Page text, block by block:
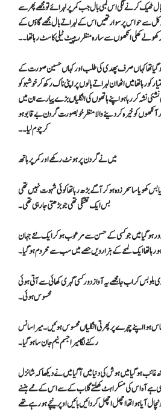
ٹھیک کرنے لگی اس لمبی بال جب کمر پر لہرائے تو مجھے پھر سے
کل سے حواس پر سوار تھیں اس کے لہراتے بال مجھے گاؤں کے
کھلی انکھوں سے سارہ منظر ریپیٹ ٹیلی کاسٹ رہا تھا ۔۔
ہو گیا تھا کہاں صرف پھدی کی طلب اور کہاں حسین صورت کے
کو رہا تھا میں اٹھا ان لہراتے بالوں پر اپنی ناک رکھ کر خوشبو کو
نشئی نشہ کررہا ہو اپنے ہاتھوں کی انگلیاں بڑے پیار سے ان میں
کو خیرہ کر دینے والا منظر خوبصورت گردن بے قابو ہو
کر چوم لیا۔۔
میں نےگردن پر ہونٹ رکھے اور کمر پر ہاتھ
بس کھویا سا سحر زدہ ہو کر آگے بڑھ رہا تھا کوئی شہوت نہیں تھی
بس ایک تشنگی تھی جو بڑھتی جا رہی تھی۔
ہو گیا میں جو کسی کے حسن سے مرعوب ہو کر ایک نئے جہان
تھا ایک لمحے کے ہزارویں حصے میں سب سے محروم ہو گیا۔
بلو بس کر اب جا مجھے یہ آواز دور کسی گہری کھائی سے آتی ہوئی
محسوس ہوئی۔
ہوا اپنے چہرے پر پھرتی انگلیاں محسوس ہوئیں۔ میرا سانس
رکنے لگا میرا جسم نیم جان سا ہو گیا۔
ہو گیا میں ہوش کی دنیا میں آ گیا میں نے دیکھا کہ شانزل
ہے آہ اس کی مسکراہٹ کھلتے گلاب کے سے اس کے ممے ہنسنے
آیا ہوا تھا اچھل اچھل کر دائیں بائیں اوپر نیچے ہو رہے تھے